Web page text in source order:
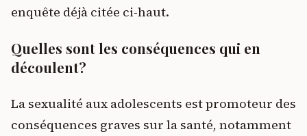
enquête déjà citée ci-haut.
Quelles sont les conséquences qui en
découlent?
La sexualité aux adolescents est promoteur des
conséquences graves sur la santé, notamment